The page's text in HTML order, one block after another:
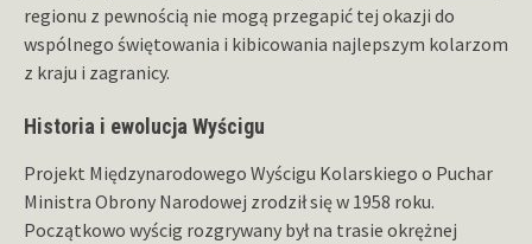
regionu z pewnością nie mogą przegapić tej okazji do
wspólnego świętowania i kibicowania najlepszym kolarzom
z kraju i zagranicy.
Historia i ewolucja Wyścigu
Projekt Międzynarodowego Wyścigu Kolarskiego o Puchar
Ministra Obrony Narodowej zrodził się w 1958 roku.
Początkowo wyścig rozgrywany był na trasie okrężnej